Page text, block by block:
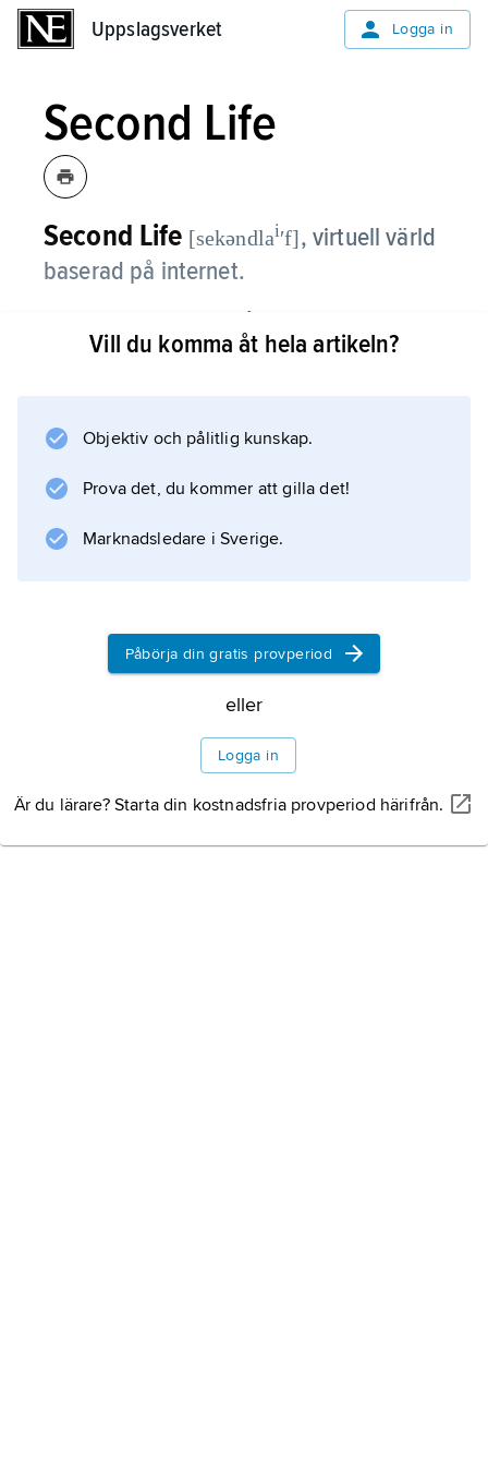
Uppslagsverket Logga in
Second Life
Second Life [sekəndlaiʹf], virtuell värld
baserad på internet.
Deltagare kan med tillgång till ett
klientprogram agera genom att konstruera,
knuten till användarnamnet, och kan delta i
tiotals miljoner användare och har som få
andra virtuella skapelser attraherat företag
Information om artikeln
Vill du komma åt hela artikeln?
Objektiv och pålitlig kunskap.
Prova det, du kommer att gilla det!
Marknadsledare i Sverige.
Påbörja din gratis provperiod
eller
Logga in
Är du lärare? Starta din kostnadsfria provperiod härifrån.